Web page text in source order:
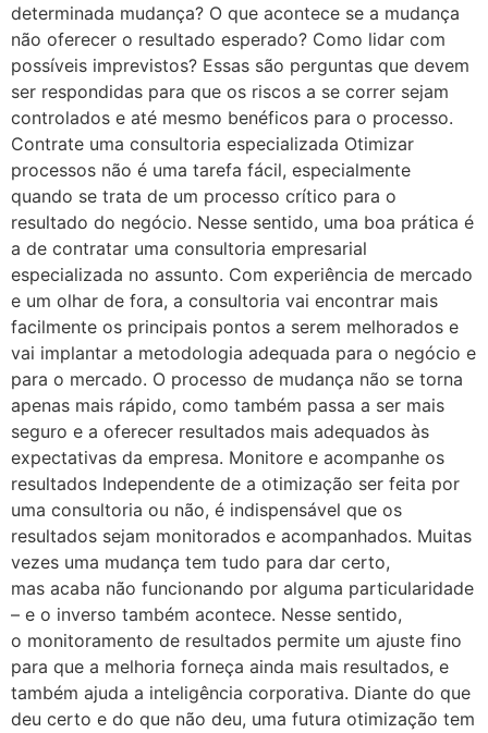
determinada mudança? O que acontece se a mudança
não oferecer o resultado esperado? Como lidar com
possíveis imprevistos? Essas são perguntas que devem
ser respondidas para que os riscos a se correr sejam
controlados e até mesmo benéficos para o processo.
Contrate uma consultoria especializada Otimizar
processos não é uma tarefa fácil, especialmente
quando se trata de um processo crítico para o
resultado do negócio. Nesse sentido, uma boa prática é
a de contratar uma consultoria empresarial
especializada no assunto. Com experiência de mercado
e um olhar de fora, a consultoria vai encontrar mais
facilmente os principais pontos a serem melhorados e
vai implantar a metodologia adequada para o negócio e
para o mercado. O processo de mudança não se torna
apenas mais rápido, como também passa a ser mais
seguro e a oferecer resultados mais adequados às
expectativas da empresa. Monitore e acompanhe os
resultados Independente de a otimização ser feita por
uma consultoria ou não, é indispensável que os
resultados sejam monitorados e acompanhados. Muitas
vezes uma mudança tem tudo para dar certo,
mas acaba não funcionando por alguma particularidade
– e o inverso também acontece. Nesse sentido,
o monitoramento de resultados permite um ajuste fino
para que a melhoria forneça ainda mais resultados, e
também ajuda a inteligência corporativa. Diante do que
deu certo e do que não deu, uma futura otimização tem